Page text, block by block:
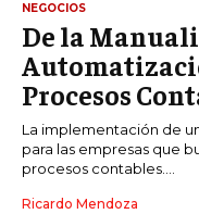
NEGOCIOS
De la
Procesos
La implementación de
para las empresas que
procesos contables....
Ricardo Mendoza